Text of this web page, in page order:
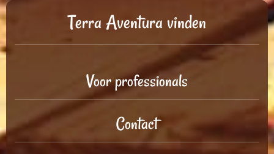
Terra Aventura vinden
Voor professionals
Contact